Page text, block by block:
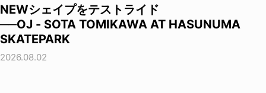
NEWシェイプをテストライド
──OJ - SOTA TOMIKAWA AT HASUNUMA
SKATEPARK
2026.08.02